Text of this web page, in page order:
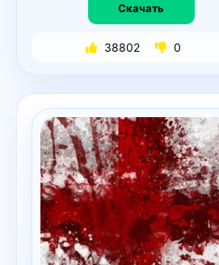
Скачать
38802 0